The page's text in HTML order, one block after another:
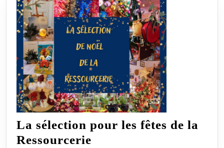
La sélection pour les fêtes de la
Ressourcerie